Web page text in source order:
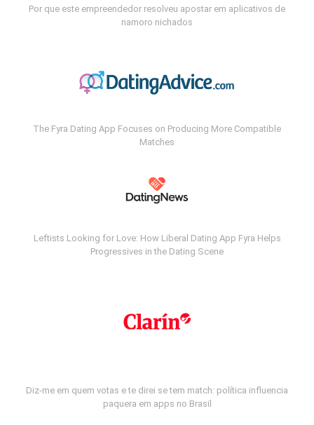
Por que este empreendedor resolveu apostar em aplicativos de
namoro nichados
The Fyra Dating App Focuses on Producing More Compatible
Matches
Leftists Looking for Love: How Liberal Dating App Fyra Helps
Progressives in the Dating Scene
Diz-me em quem votas e te direi se tem match: política influencia
paquera em apps no Brasil